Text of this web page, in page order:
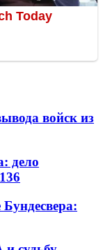
войск из
дело